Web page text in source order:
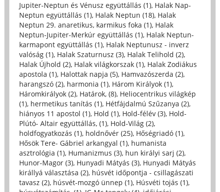
Jupiter-Neptun és Vénusz együttállás (1), Halak Nap-
Neptun együttállás (1), Halak Neptun (18), Halak
Neptun 29. anaretikus, karmikus foka (1), Halak
Neptun-Jupiter-Merkúr együttállás (1), Halak Neptun-
karmapont együttállás (1), Halak Neptunusz - inverz
valóság (1), Halak Szaturnusz (3), Halak Telihold (2),
Halak Újhold (2), Halak világkorszak (1), Halak Zodiákus
apostola (1), Halottak napja (5), Hamvazószerda (2),
harangszó (2), harmonia (1), Három Királyok (1),
Háromkirályok (2), Határok, (8), Heliocentrikus világkép
(1), hermetikus tanítás (1), Hétfájdalmú Szűzanya (2),
hiányos 11 apostol (1), Hold (1), Hold-félév (3), Hold-
Plútó- Altair együttállás, (1), Hold-Világ (2),
holdfogyatkozás (1), holdnővér (25), Hőségriadó (1),
Hősök Tere- Gábriel arkangyal (1), humanista
asztrológia (1), Humanizmus (3), hun királyi sarj (2),
Hunor-Magor (3), Hunyadi Mátyás (3), Hunyadi Mátyás
királlyá választása (2), húsvét időpontja - csillagászati
tavasz (2), húsvét-mozgó ünnep (1), Húsvéti tojás (1),